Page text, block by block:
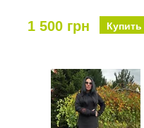
1 500 грн Купить